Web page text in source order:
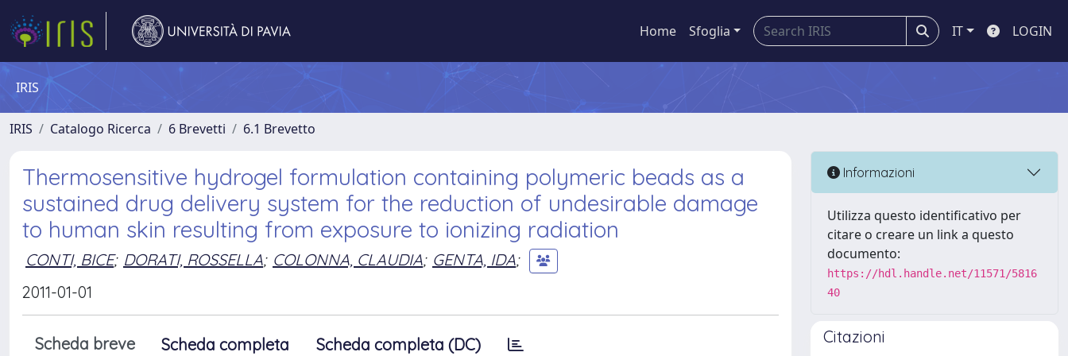
Home Sfoglia IT LOGIN
IRIS
IRIS Catalogo Ricerca 6 Brevetti 6.1 Brevetto
Thermosensitive hydrogel formulation containing polymeric beads as a
sustained drug delivery system for the reduction of undesirable damage
to human skin resulting from exposure to ionizing radiation
CONTI, BICE; DORATI, ROSSELLA; COLONNA, CLAUDIA; GENTA, IDA;
2011-01-01
Scheda breve Scheda completa Scheda completa (DC)
Informazioni
Utilizza questo identificativo per
citare o creare un link a questo
documento:
https://hdl.handle.net/11571/5816
40
Citazioni